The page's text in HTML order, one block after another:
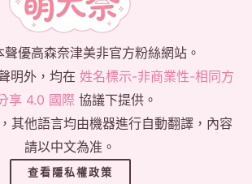
優高森奈津美非官方粉絲網站。
明外，均在 姓名標示-非商業性-相同方
享 4.0 國際 協議下提供。
其他語言均由機器進行自動翻譯，內容
請以中文為准。
查看隱私權政策